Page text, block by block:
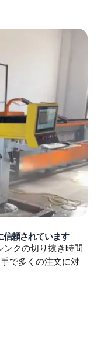
信頼されています
ンクの切り抜き時間
で多くの注文に対